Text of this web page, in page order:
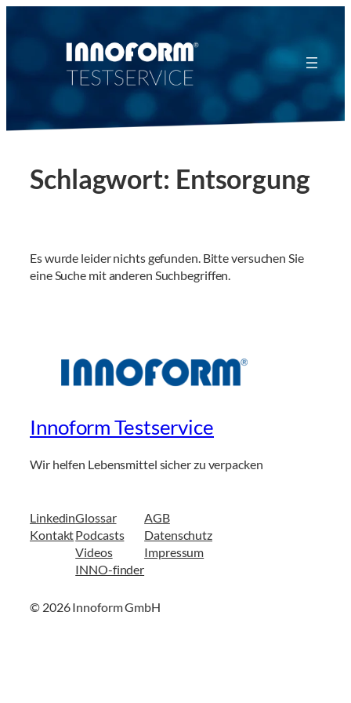
Schlagwort: Entsorgung
Es wurde leider nichts gefunden. Bitte versuchen Sie
eine Suche mit anderen Suchbegriffen.
Innoform Testservice
Wir helfen Lebensmittel sicher zu verpacken
Linkedin
Kontakt
Glossar
Podcasts
Videos
INNO-finder
AGB
Datenschutz
Impressum
© 2026 Innoform GmbH